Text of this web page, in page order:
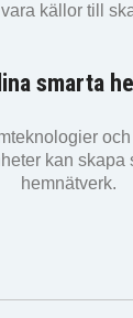
källor till
smarta
kan skapa
hemnätverk.